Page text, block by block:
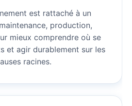
est rattaché à un
production,
mieux comprendre où se
et agir durablement sur les
racines.